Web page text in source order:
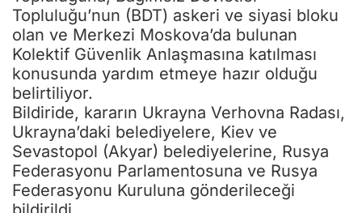
Topluluğu’nun (BDT) askeri ve siyasi bloku
olan ve Merkezi Moskova’da bulunan
Kolektif Güvenlik Anlaşmasına katılması
konusunda yardım etmeye hazır olduğu
belirtiliyor.
Bildiride, kararın Ukrayna Verhovna Radası,
Ukrayna’daki belediyelere, Kiev ve
Sevastopol (Akyar) belediyelerine, Rusya
Federasyonu Parlamentosuna ve Rusya
Federasyonu Kuruluna gönderileceği